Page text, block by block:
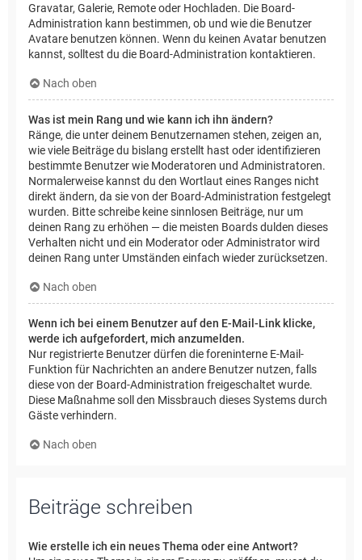
Gravatar, Galerie, Remote oder Hochladen. Die Board-
Administration kann bestimmen, ob und wie die Benutzer
Avatare benutzen können. Wenn du keinen Avatar benutzen
kannst, solltest du die Board-Administration kontaktieren.
Nach oben
Was ist mein Rang und wie kann ich ihn ändern?
Ränge, die unter deinem Benutzernamen stehen, zeigen an,
wie viele Beiträge du bislang erstellt hast oder identifizieren
bestimmte Benutzer wie Moderatoren und Administratoren.
Normalerweise kannst du den Wortlaut eines Ranges nicht
direkt ändern, da sie von der Board-Administration festgelegt
wurden. Bitte schreibe keine sinnlosen Beiträge, nur um
deinen Rang zu erhöhen — die meisten Boards dulden dieses
Verhalten nicht und ein Moderator oder Administrator wird
deinen Rang unter Umständen einfach wieder zurücksetzen.
Nach oben
Wenn ich bei einem Benutzer auf den E-Mail-Link klicke,
werde ich aufgefordert, mich anzumelden.
Nur registrierte Benutzer dürfen die foreninterne E-Mail-
Funktion für Nachrichten an andere Benutzer nutzen, falls
diese von der Board-Administration freigeschaltet wurde.
Diese Maßnahme soll den Missbrauch dieses Systems durch
Gäste verhindern.
Nach oben
Beiträge schreiben
Wie erstelle ich ein neues Thema oder eine Antwort?